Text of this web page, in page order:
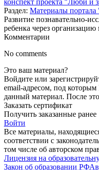
Раздел: Материалы
Развитие познавательно-
ребенка через
Комментарии
No comments
Это ваш материал?
Войдите или
email-адресом, под
данный материал. После
Заказать сертификат
Получить заказанные ранее
Войти
Все материалы,
соответствии с
том числе об авторском
Лицензия на
Закон об образовании РФ